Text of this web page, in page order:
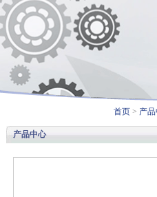
首页 > 产
产品中心